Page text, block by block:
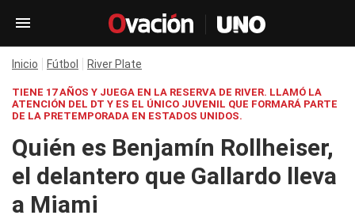
Inicio Fútbol River Plate
TIENE 17 AÑOS Y JUEGA EN LA RESERVA DE RIVER. LLAMÓ LA
ATENCIÓN DEL DT Y ES EL ÚNICO JUVENIL QUE FORMARÁ PARTE
DE LA PRETEMPORADA EN ESTADOS UNIDOS.
Quién es Benjamín Rollheiser,
el delantero que Gallardo lleva
a Miami